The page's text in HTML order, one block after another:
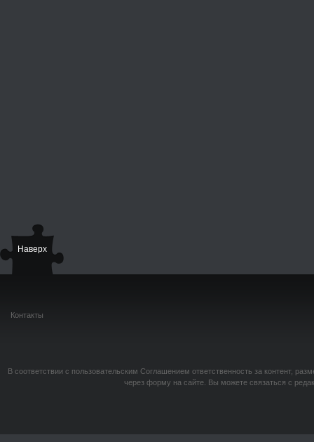
Наверх
Контакты
В соответствии с пользовательским Соглашением ответственность за контент,
через форму на сайте. Вы можете связаться с